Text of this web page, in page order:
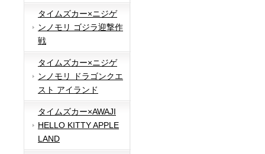
タイムズカー×ニジゲ
ンノモリ ゴジラ迎撃作
戦
タイムズカー×ニジゲ
ンノモリ ドラゴンクエ
スト アイランド
タイムズカー×AWAJI
HELLO KITTY APPLE
LAND